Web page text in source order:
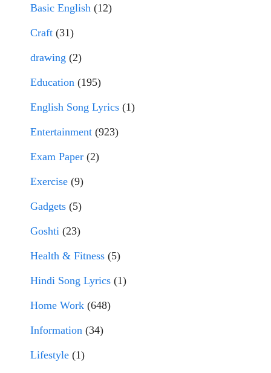
Basic English (12)
Craft (31)
drawing (2)
Education (195)
English Song Lyrics (1)
Entertainment (923)
Exam Paper (2)
Exercise (9)
Gadgets (5)
Goshti (23)
Health & Fitness (5)
Hindi Song Lyrics (1)
Home Work (648)
Information (34)
Lifestyle (1)